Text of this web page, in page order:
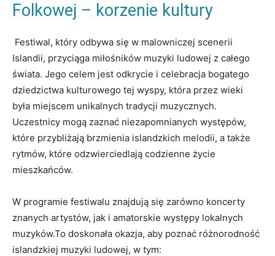
Folkowej – korzenie kultury
⁣ Festiwal, który odbywa się w ⁢malowniczej scenerii
Islandii, przyciąga miłośników muzyki ludowej z ⁣całego
świata. Jego ⁣celem jest odkrycie i celebracja bogatego
dziedzictwa kulturowego tej⁢ wyspy, która przez wieki‌
była miejscem unikalnych tradycji muzycznych.
Uczestnicy mogą zaznać niezapomnianych występów,
które przybliżają brzmienia islandzkich melodii,⁢ a także
rytmów,⁢ które odzwierciedlają codzienne życie
mieszkańców.
W programie festiwalu znajdują się zarówno koncerty
znanych artystów, jak i amatorskie występy lokalnych⁣
muzyków.To doskonała okazja, aby ⁣poznać różnorodność
islandzkiej muzyki ludowej, w tym: